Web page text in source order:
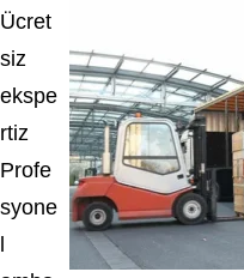
Ücret
siz
ekspe
rtiz
Profe
syone